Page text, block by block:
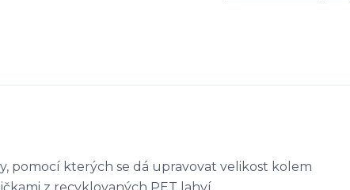
pomocí kterých se dá upravovat velikost kolem